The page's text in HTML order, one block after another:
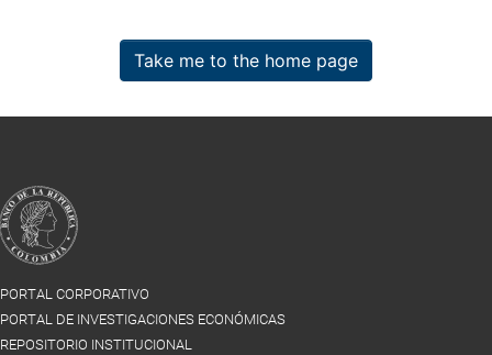
Take me to the home page
PORTAL CORPORATIVO
PORTAL DE INVESTIGACIONES ECONÓMICAS
REPOSITORIO INSTITUCIONAL